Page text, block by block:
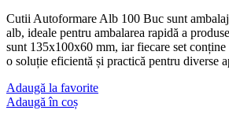
Cutii Autoformare Alb 100 Buc sunt
alb, ideale pentru ambalarea rapidă a
sunt 135x100x60 mm, iar fiecare set
o soluție eficientă și practică pentru diverse
Adaugă la favorite
Adaugă în coș